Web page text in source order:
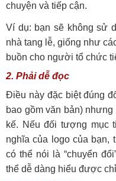
chuyện và tiếp cận.
Ví dụ: bạn sẽ không sử
nhà tang lễ, giống như
buồn cho người tổ chức
2. Phải dễ đọc
Điều này đặc biệt đúng
bao gồm văn bản)
kế. Nếu đối tượng mục
nghĩa của logo của bạn,
có thể nói là “chuyển
thể dễ dàng hiểu được